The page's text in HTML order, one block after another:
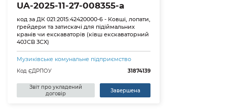
UA-2025-11-27-008355-a
код за ДК 021:2015:42420000-6 - Ковші, лопати,
грейдери та затискачі для підіймальних
кранів чи екскаваторів (ківш екскаваторний
40JCB 3CX)
Музиківське комунальне підприємство
Код ЄДРПОУ 31874139
Звіт про укладений
договір
Завершена